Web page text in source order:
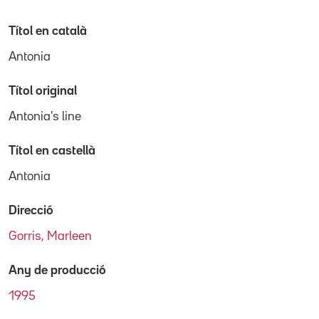
Títol en català
Antonia
Títol original
Antonia's line
Títol en castellà
Antonia
Direcció
Gorris, Marleen
Any de producció
1995